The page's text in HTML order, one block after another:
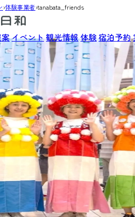
イベント観光情報体験宿泊予約
›体験事業者›tanabata_friends